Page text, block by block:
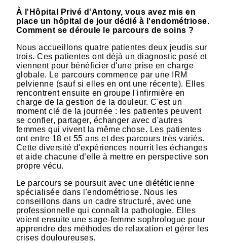
À l'Hôpital Privé d'Antony, vous avez mis en
place un hôpital de jour dédié à l'endométriose.
Comment se déroule le parcours de soins ?
Nous accueillons quatre patientes deux jeudis sur
trois. Ces patientes ont déjà un diagnostic posé et
viennent pour bénéficier d'une prise en charge
globale. Le parcours commence par une IRM
pelvienne (sauf si elles en ont une récente). Elles
rencontrent ensuite en groupe l'infirmière en
charge de la gestion de la douleur. C'est un
moment clé de la journée : les patientes peuvent
se confier, partager, échanger avec d'autres
femmes qui vivent la même chose. Les patientes
ont entre 18 et 55 ans et des parcours très variés.
Cette diversité d'expériences nourrit les échanges
et aide chacune d’elle à mettre en perspective son
propre vécu.
Le parcours se poursuit avec une diététicienne
spécialisée dans l'endométriose. Nous les
conseillons dans un cadre structuré, avec une
professionnelle qui connaît la pathologie. Elles
voient ensuite une sage-femme sophrologue pour
apprendre des méthodes de relaxation et gérer les
crises douloureuses.